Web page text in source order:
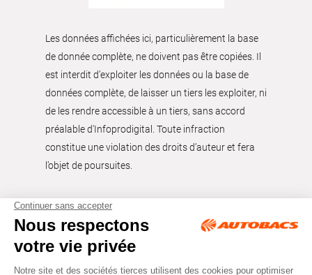
Les données affichées ici, particulièrement la base
de donnée complète, ne doivent pas être copiées. Il
est interdit d’exploiter les données ou la base de
données complète, de laisser un tiers les exploiter, ni
de les rendre accessible à un tiers, sans accord
préalable d'Infoprodigital. Toute infraction
constitue une violation des droits d’auteur et fera
l’objet de poursuites.